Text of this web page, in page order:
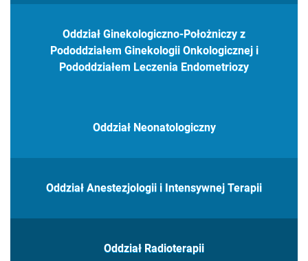
Oddział Ginekologiczno-Położniczy z
Pododdziałem Ginekologii Onkologicznej i
Pododdziałem Leczenia Endometriozy
Oddział Neonatologiczny
Oddział Anestezjologii i Intensywnej Terapii
Oddział Radioterapii